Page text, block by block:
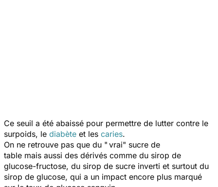
Ce seuil a été abaissé pour permettre de lutter contre le
surpoids, le diabète et les caries.
On ne retrouve pas que du " vrai" sucre de
table mais aussi des dérivés comme du sirop de
glucose-fructose, du sirop de sucre inverti et surtout du
sirop de glucose, qui a un impact encore plus marqué